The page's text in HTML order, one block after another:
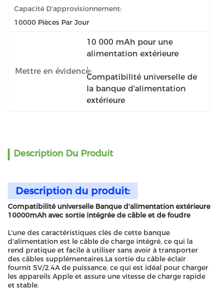
Capacité D'approvisionnement:
10000 Pièces Par Jour
Mettre en évidence:
10 000 mAh pour une
alimentation extérieure
,
Compatibilité universelle de
la banque d'alimentation
extérieure
Description Du Produit
Description du produit:
Compatibilité universelle Banque d'alimentation extérieure
10000mAh avec sortie intégrée de câble et de foudre
L'une des caractéristiques clés de cette banque
d'alimentation est le câble de charge intégré, ce qui la
rend pratique et facile à utiliser sans avoir à transporter
des câbles supplémentaires.La sortie du câble éclair
fournit 5V/2.4A de puissance, ce qui est idéal pour charger
les appareils Apple et assure une vitesse de charge rapide
et stable.